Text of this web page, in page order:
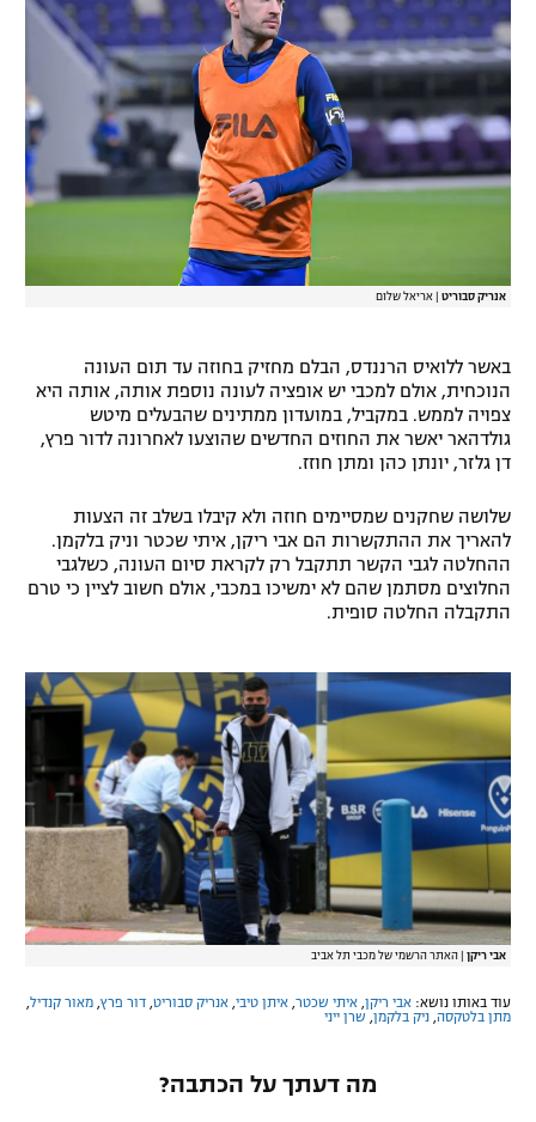
תגיות
המגזין
אנריק סבוריט אריאל שלום
באשר ללואיס הרננדס, הבלם מחזיק בחוזה עד תום העונה
הנוכחית, אולם למכבי יש אופציה לעונה נוספת אותה, אותה היא
צפויה לממש. במקביל, במועדון ממתינים שהבעלים מיטש
גולדהאר יאשר את החוזים החדשים שהוצעו לאחרונה לדור פרץ,
דן גלזר, יונתן כהן ומתן חוזז.
שלושה שחקנים שמסיימים חוזה ולא קיבלו בשלב זה הצעות
להאריך את ההתקשרות הם אבי ריקן, איתי שכטר וניק בלקמן.
ההחלטה לגבי הקשר תתקבל רק לקראת סיום העונה, כשלגבי
החלוצים מסתמן שהם לא ימשיכו במכבי, אולם חשוב לציין כי טרם
התקבלה החלטה סופית.
אבי ריקן האתר הרשמי של מכבי תל אביב
עוד באותו נושא: אבי ריקן איתי שכטר איתן טיבי אנריק סבוריט דור פרץ מאור קנדיל
מתן בלטקסה ניק בלקמן שרן ייני
מה דעתך על הכתבה?